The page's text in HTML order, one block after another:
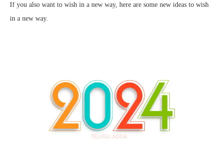
If you also want to wish in a new way, here are some new ideas to wish
in a new way.